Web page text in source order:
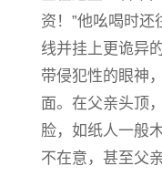
资！”他吆喝时
线并挂上更诡异
带侵犯性的眼神
面。在父亲头顶
脸，如纸人一般
不在意，甚至父